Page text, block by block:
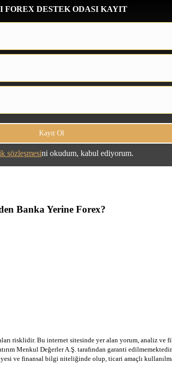
FOREX DESTEK ODASI KAYIT
sözleşmesini okudum, kabul ediyorum.
Banka Yerine Forex?
risklidir. Bu internet sitesinde yer alan yorum, analiz
Menkul Değerler A.Ş. tarafından garanti
ve finansal bilgi niteliğinde olup, ticari amaçlı